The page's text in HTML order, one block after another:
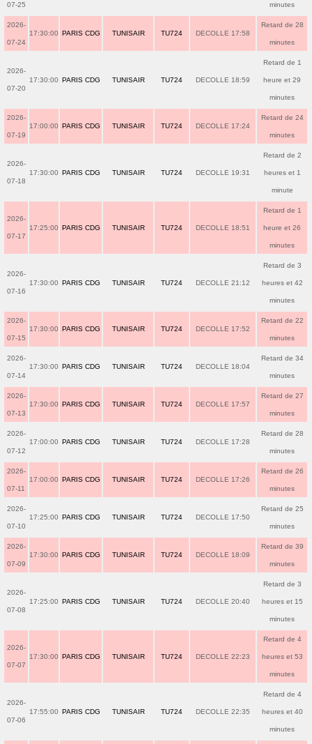
07-25 minutes
2026-
07-24
17:30:00 PARIS CDG TUNISAIR TU724 DECOLLE 17:58
Retard de 28
minutes
2026-
07-20
17:30:00 PARIS CDG TUNISAIR TU724 DECOLLE 18:59
Retard de 1
heure et 29
minutes
2026-
07-19
17:00:00 PARIS CDG TUNISAIR TU724 DECOLLE 17:24
Retard de 24
minutes
2026-
07-18
17:30:00 PARIS CDG TUNISAIR TU724 DECOLLE 19:31
Retard de 2
heures et 1
minute
2026-
07-17
17:25:00 PARIS CDG TUNISAIR TU724 DECOLLE 18:51
Retard de 1
heure et 26
minutes
2026-
07-16
17:30:00 PARIS CDG TUNISAIR TU724 DECOLLE 21:12
Retard de 3
heures et 42
minutes
2026-
07-15
17:30:00 PARIS CDG TUNISAIR TU724 DECOLLE 17:52
Retard de 22
minutes
2026-
07-14
17:30:00 PARIS CDG TUNISAIR TU724 DECOLLE 18:04
Retard de 34
minutes
2026-
07-13
17:30:00 PARIS CDG TUNISAIR TU724 DECOLLE 17:57
Retard de 27
minutes
2026-
07-12
17:00:00 PARIS CDG TUNISAIR TU724 DECOLLE 17:28
Retard de 28
minutes
2026-
07-11
17:00:00 PARIS CDG TUNISAIR TU724 DECOLLE 17:26
Retard de 26
minutes
2026-
07-10
17:25:00 PARIS CDG TUNISAIR TU724 DECOLLE 17:50
Retard de 25
minutes
2026-
07-09
17:30:00 PARIS CDG TUNISAIR TU724 DECOLLE 18:09
Retard de 39
minutes
2026-
07-08
17:25:00 PARIS CDG TUNISAIR TU724 DECOLLE 20:40
Retard de 3
heures et 15
minutes
2026-
07-07
17:30:00 PARIS CDG TUNISAIR TU724 DECOLLE 22:23
Retard de 4
heures et 53
minutes
2026-
07-06
17:55:00 PARIS CDG TUNISAIR TU724 DECOLLE 22:35
Retard de 4
heures et 40
minutes